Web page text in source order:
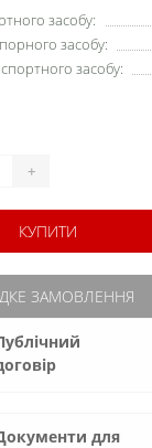
засобу:
засобу:
засобу:
+
КУПИТИ
ЗАМОВЛЕННЯ
для